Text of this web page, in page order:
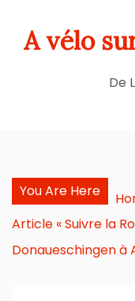
A vélo
De
You Are Here
Article « Suivre la
Donaueschingen à